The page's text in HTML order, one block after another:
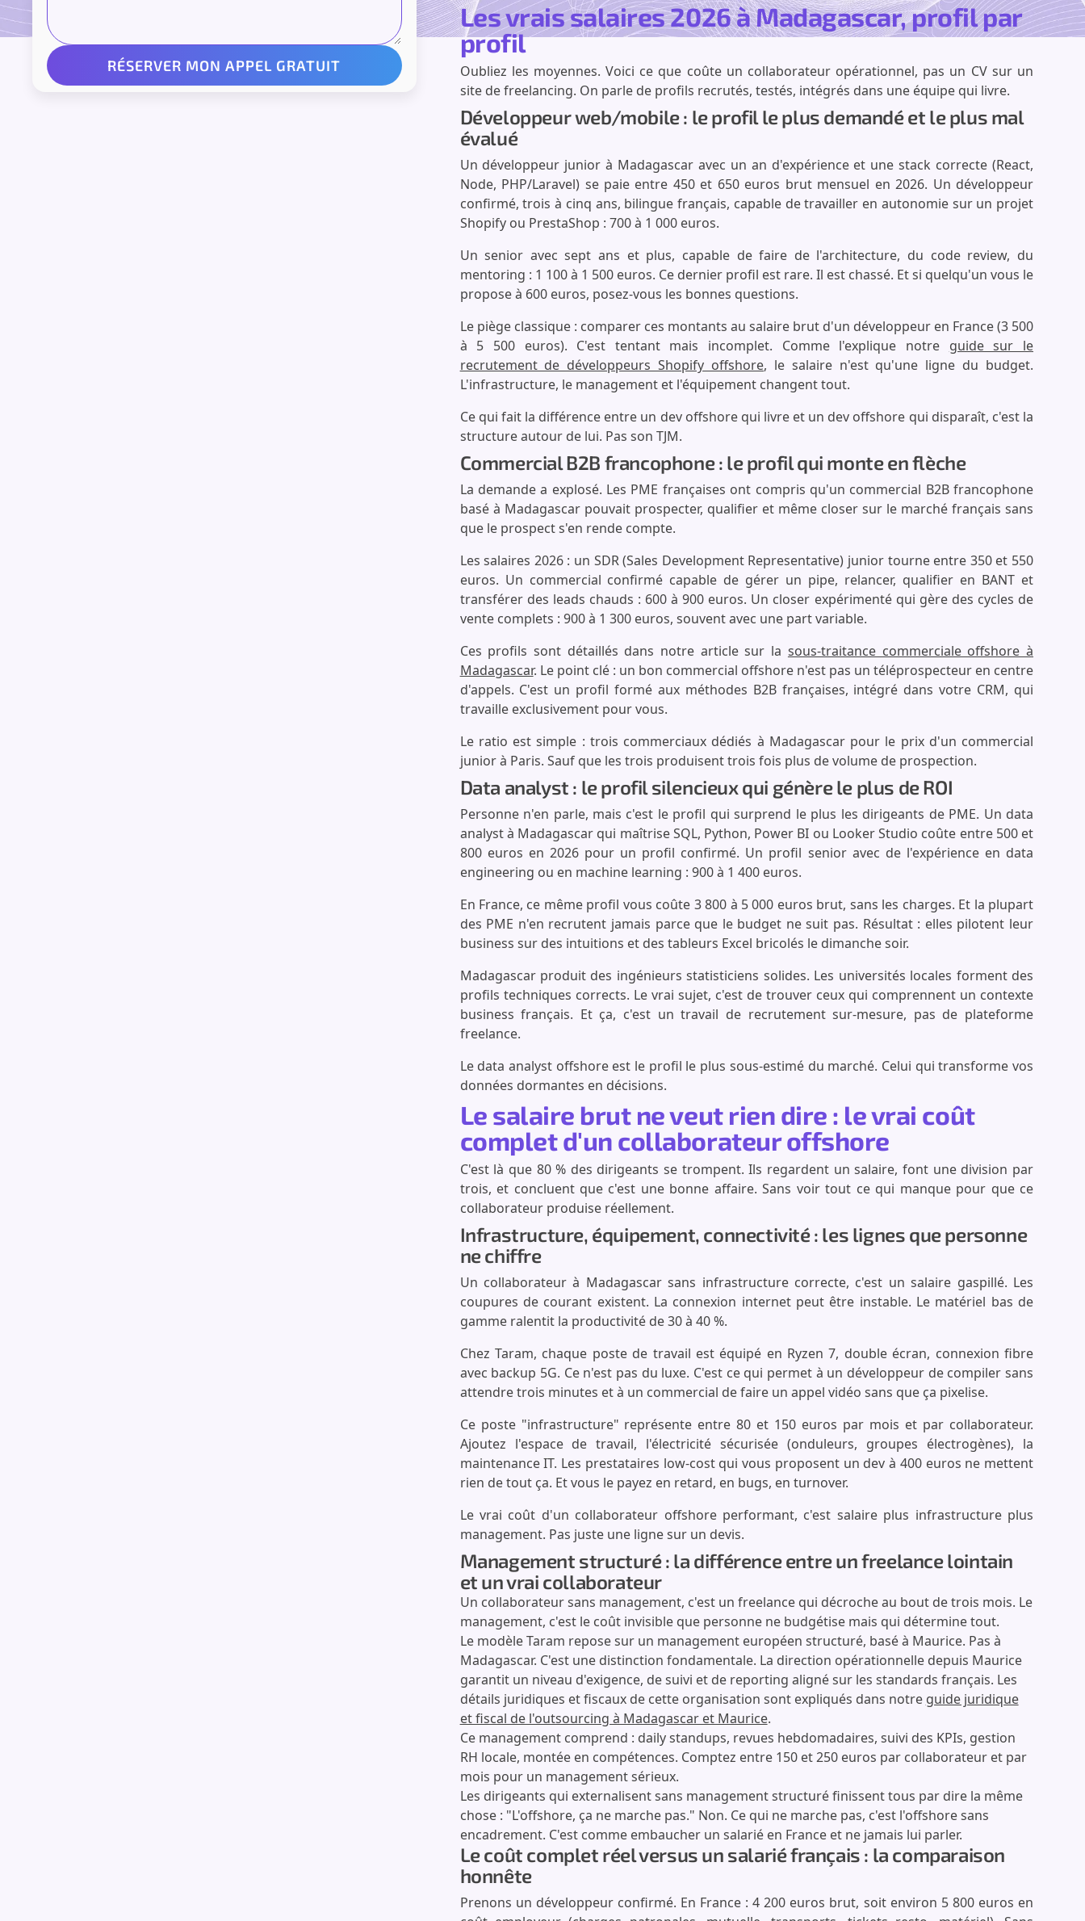
Les vrais salaires 2026 à Madagascar, profil par
profil
Oubliez les moyennes. Voici ce que coûte un collaborateur opérationnel, pas un CV sur un
site de freelancing. On parle de profils recrutés, testés, intégrés dans une équipe qui livre.
Développeur web/mobile : le profil le plus demandé et le plus mal
évalué
Un développeur junior à Madagascar avec un an d'expérience et une stack correcte (React,
Node, PHP/Laravel) se paie entre 450 et 650 euros brut mensuel en 2026. Un développeur
confirmé, trois à cinq ans, bilingue français, capable de travailler en autonomie sur un projet
Shopify ou PrestaShop : 700 à 1 000 euros.
Un senior avec sept ans et plus, capable de faire de l'architecture, du code review, du
mentoring : 1 100 à 1 500 euros. Ce dernier profil est rare. Il est chassé. Et si quelqu'un vous le
propose à 600 euros, posez-vous les bonnes questions.
Le piège classique : comparer ces montants au salaire brut d'un développeur en France (3 500
à 5 500 euros). C'est tentant mais incomplet. Comme l'explique notre guide sur le
recrutement de développeurs Shopify offshore, le salaire n'est qu'une ligne du budget.
L'infrastructure, le management et l'équipement changent tout.
Ce qui fait la différence entre un dev offshore qui livre et un dev offshore qui disparaît, c'est la
structure autour de lui. Pas son TJM.
Commercial B2B francophone : le profil qui monte en flèche
La demande a explosé. Les PME françaises ont compris qu'un commercial B2B francophone
basé à Madagascar pouvait prospecter, qualifier et même closer sur le marché français sans
que le prospect s'en rende compte.
Les salaires 2026 : un SDR (Sales Development Representative) junior tourne entre 350 et 550
euros. Un commercial confirmé capable de gérer un pipe, relancer, qualifier en BANT et
transférer des leads chauds : 600 à 900 euros. Un closer expérimenté qui gère des cycles de
vente complets : 900 à 1 300 euros, souvent avec une part variable.
Ces profils sont détaillés dans notre article sur la sous-traitance commerciale offshore à
Madagascar. Le point clé : un bon commercial offshore n'est pas un téléprospecteur en centre
d'appels. C'est un profil formé aux méthodes B2B françaises, intégré dans votre CRM, qui
travaille exclusivement pour vous.
Le ratio est simple : trois commerciaux dédiés à Madagascar pour le prix d'un commercial
junior à Paris. Sauf que les trois produisent trois fois plus de volume de prospection.
Data analyst : le profil silencieux qui génère le plus de ROI
Personne n'en parle, mais c'est le profil qui surprend le plus les dirigeants de PME. Un data
analyst à Madagascar qui maîtrise SQL, Python, Power BI ou Looker Studio coûte entre 500 et
800 euros en 2026 pour un profil confirmé. Un profil senior avec de l'expérience en data
engineering ou en machine learning : 900 à 1 400 euros.
En France, ce même profil vous coûte 3 800 à 5 000 euros brut, sans les charges. Et la plupart
des PME n'en recrutent jamais parce que le budget ne suit pas. Résultat : elles pilotent leur
business sur des intuitions et des tableurs Excel bricolés le dimanche soir.
Madagascar produit des ingénieurs statisticiens solides. Les universités locales forment des
profils techniques corrects. Le vrai sujet, c'est de trouver ceux qui comprennent un contexte
business français. Et ça, c'est un travail de recrutement sur-mesure, pas de plateforme
freelance.
Le data analyst offshore est le profil le plus sous-estimé du marché. Celui qui transforme vos
données dormantes en décisions.
Le salaire brut ne veut rien dire : le vrai coût
complet d'un collaborateur offshore
C'est là que 80 % des dirigeants se trompent. Ils regardent un salaire, font une division par
trois, et concluent que c'est une bonne affaire. Sans voir tout ce qui manque pour que ce
collaborateur produise réellement.
Infrastructure, équipement, connectivité : les lignes que personne
ne chiffre
Un collaborateur à Madagascar sans infrastructure correcte, c'est un salaire gaspillé. Les
coupures de courant existent. La connexion internet peut être instable. Le matériel bas de
gamme ralentit la productivité de 30 à 40 %.
Chez Taram, chaque poste de travail est équipé en Ryzen 7, double écran, connexion fibre
avec backup 5G. Ce n'est pas du luxe. C'est ce qui permet à un développeur de compiler sans
attendre trois minutes et à un commercial de faire un appel vidéo sans que ça pixelise.
Ce poste "infrastructure" représente entre 80 et 150 euros par mois et par collaborateur.
Ajoutez l'espace de travail, l'électricité sécurisée (onduleurs, groupes électrogènes), la
maintenance IT. Les prestataires low-cost qui vous proposent un dev à 400 euros ne mettent
rien de tout ça. Et vous le payez en retard, en bugs, en turnover.
Le vrai coût d'un collaborateur offshore performant, c'est salaire plus infrastructure plus
management. Pas juste une ligne sur un devis.
Management structuré : la différence entre un freelance lointain
et un vrai collaborateur
Un collaborateur sans management, c'est un freelance qui décroche au bout de trois mois. Le
management, c'est le coût invisible que personne ne budgétise mais qui détermine tout.
Le modèle Taram repose sur un management européen structuré, basé à Maurice. Pas à
Madagascar. C'est une distinction fondamentale. La direction opérationnelle depuis Maurice
garantit un niveau d'exigence, de suivi et de reporting aligné sur les standards français. Les
détails juridiques et fiscaux de cette organisation sont expliqués dans notre guide juridique
et fiscal de l'outsourcing à Madagascar et Maurice.
Ce management comprend : daily standups, revues hebdomadaires, suivi des KPIs, gestion
RH locale, montée en compétences. Comptez entre 150 et 250 euros par collaborateur et par
mois pour un management sérieux.
Les dirigeants qui externalisent sans management structuré finissent tous par dire la même
chose : "L'offshore, ça ne marche pas." Non. Ce qui ne marche pas, c'est l'offshore sans
encadrement. C'est comme embaucher un salarié en France et ne jamais lui parler.
Le coût complet réel versus un salarié français : la comparaison
honnête
Prenons un développeur confirmé. En France : 4 200 euros brut, soit environ 5 800 euros en